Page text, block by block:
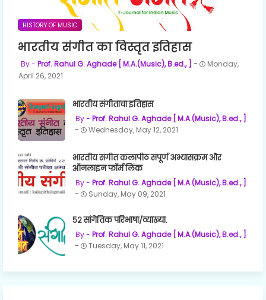
HISTORY OF MUSIC
भारतीय संगीत का विस्तृत इतिहास
Prof. Rahul G. Aghade [ M.A.(Music), B.ed., ]
Monday,
April 26, 2021
भारतीय संगीताचा इतिहास
Prof. Rahul G. Aghade [ M.A.(Music), B.ed., ]
Wednesday, May 12, 2021
भारतीय संगीत कलापीठ संपूर्ण अभ्यासक्रम और
ऑनलाइन फॉर्म लिंक
Prof. Rahul G. Aghade [ M.A.(Music), B.ed., ]
Sunday, May 09, 2021
५२ सांगेतिक परिभाषा/व्याख्या.
Prof. Rahul G. Aghade [ M.A.(Music), B.ed., ]
Tuesday, May 11, 2021